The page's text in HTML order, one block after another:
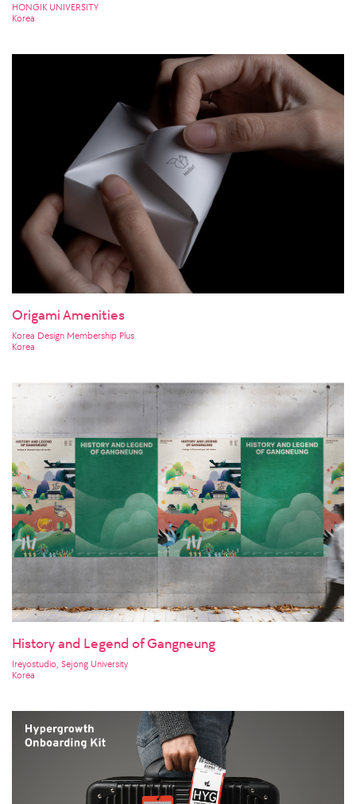
HONGIK UNIVERSITY
Korea
Origami Amenities
Korea Design Membership Plus
Korea
History and Legend of Gangneung
Ireyostudio, Sejong University
Korea